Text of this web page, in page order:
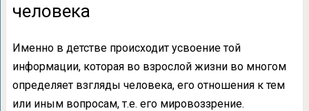
человека
Именно в детстве происходит усвоение той
информации, которая во взрослой жизни во многом
определяет взгляды человека, его отношения к тем
или иным вопросам, т.е. его мировоззрение.